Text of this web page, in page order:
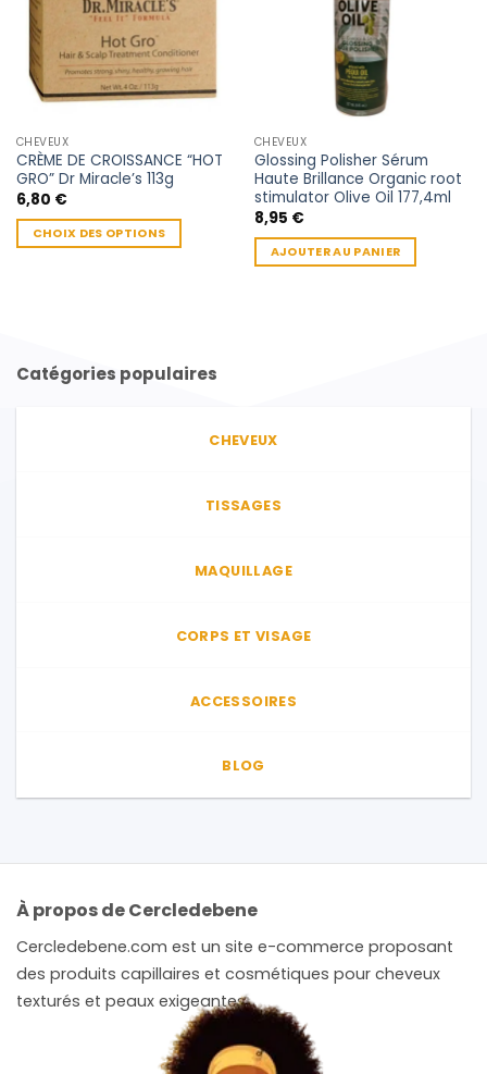
CHEVEUX
CRÈME DE CROISSANCE “HOT
GRO” Dr Miracle’s 113g
6,80 €
CHOIX DES OPTIONS
Les
CHEVEUX
Glossing Polisher Sérum
Haute Brillance Organic root
stimulator Olive Oil 177,4ml
8,95 €
AJOUTER AU PANIER
Catégories populaires
CHEVEUX
TISSAGES
MAQUILLAGE
CORPS ET VISAGE
ACCESSOIRES
BLOG
À propos de Cercledebene
Cercledebene.com est un site e-commerce proposant
des produits capillaires et cosmétiques pour cheveux
texturés et peaux exigeantes.